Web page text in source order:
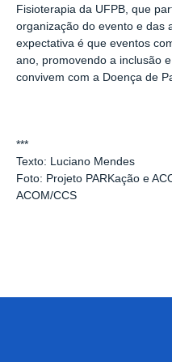
Fisioterapia da UFPB, que
organização do evento e das
expectativa é que eventos
ano, promovendo a inclusão
convivem com a Doença de
***
Texto: Luciano Mendes
Foto: Projeto PARKação e
ACOM/CCS